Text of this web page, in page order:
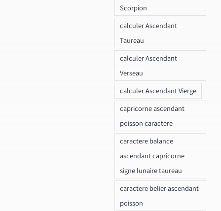
Scorpion
calculer Ascendant
Taureau
calculer Ascendant
Verseau
calculer Ascendant Vierge
capricorne ascendant
poisson caractere
caractere balance
ascendant capricorne
signe lunaire taureau
caractere belier ascendant
poisson